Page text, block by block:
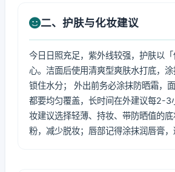
二、护肤与化妆建议
今日日照充足，紫外线较强，护肤以
心。洁面后使用清爽型爽肤水打底，
锁住水分； 外出前务必涂抹防晒霜，
都要均匀覆盖，长时间在外建议每2-3
妆建议选择轻薄、持妆、带防晒值的
粉，减少脱妆；唇部记得涂抹润唇膏，